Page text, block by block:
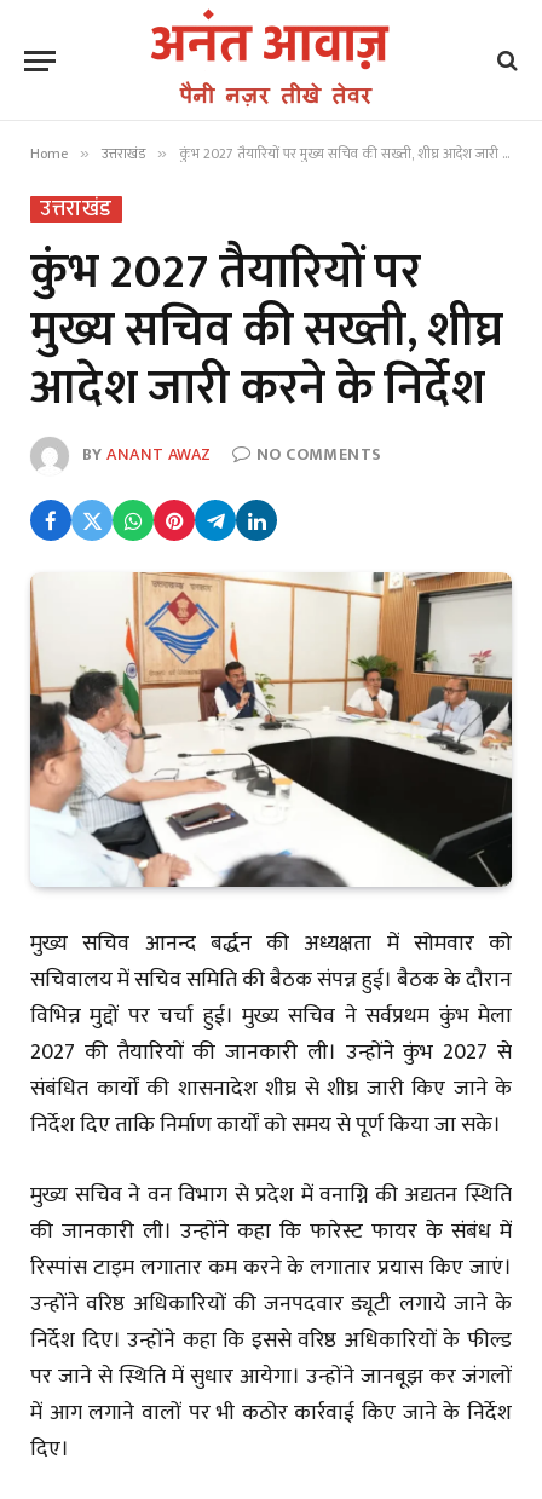
Home » उत्तराखंड » कुंभ 2027 तैयारियों पर मुख्य सचिव की सख्ती, शीघ्र आदेश जारी करने के निर्देश
उत्तराखंड
कुंभ 2027 तैयारियों पर
मुख्य सचिव की सख्ती, शीघ्र
आदेश जारी करने के निर्देश
BYANANT AWAZ NO COMMENTS
मुख्य सचिव आनन्द बर्द्धन की अध्यक्षता में सोमवार को
सचिवालय में सचिव समिति की बैठक संपन्न हुई। बैठक के दौरान
विभिन्न मुद्दों पर चर्चा हुई। मुख्य सचिव ने सर्वप्रथम कुंभ मेला
2027 की तैयारियों की जानकारी ली। उन्होंने कुंभ 2027 से
संबंधित कार्यों की शासनादेश शीघ्र से शीघ्र जारी किए जाने के
निर्देश दिए ताकि निर्माण कार्यों को समय से पूर्ण किया जा सके।
मुख्य सचिव ने वन विभाग से प्रदेश में वनाग्नि की अद्यतन स्थिति
की जानकारी ली। उन्होंने कहा कि फारेस्ट फायर के संबंध में
रिस्पांस टाइम लगातार कम करने के लगातार प्रयास किए जाएं।
उन्होंने वरिष्ठ अधिकारियों की जनपदवार ड्यूटी लगाये जाने के
निर्देश दिए। उन्होंने कहा कि इससे वरिष्ठ अधिकारियों के फील्ड
पर जाने से स्थिति में सुधार आयेगा। उन्होंने जानबूझ कर जंगलों
में आग लगाने वालों पर भी कठोर कार्रवाई किए जाने के निर्देश
दिए।